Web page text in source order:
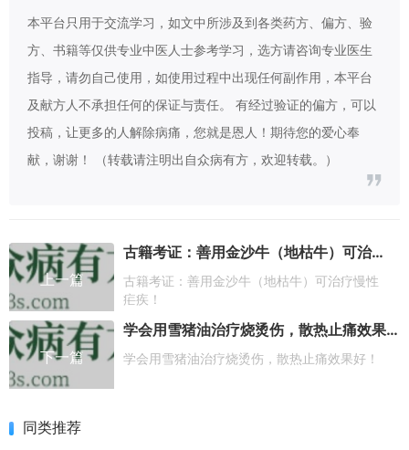
本平台只用于交流学习，如文中所涉及到各类药方、偏方、验
方、书籍等仅供专业中医人士参考学习，选方请咨询专业医生
指导，请勿自己使用，如使用过程中出现任何副作用，本平台
及献方人不承担任何的保证与责任。 有经过验证的偏方，可以
投稿，让更多的人解除病痛，您就是恩人！期待您的爱心奉
献，谢谢！ （转载请注明出自众病有方，欢迎转载。）
上一篇
古籍考证：善用金沙牛（地枯牛）可治疗慢性疟疾！
古籍考证：善用金沙牛（地枯牛）可治疗慢性
疟疾！
下一篇
学会用雪猪油治疗烧烫伤，散热止痛效果好！
学会用雪猪油治疗烧烫伤，散热止痛效果好！
同类推荐